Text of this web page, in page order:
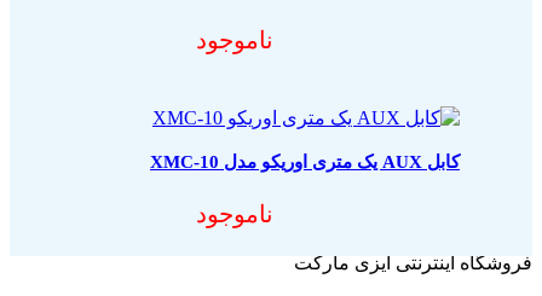
ناموجود
کابل AUX یک متری اوریکو مدل XMC-10
ناموجود
فروشگاه اینترنتی ایزی مارکت